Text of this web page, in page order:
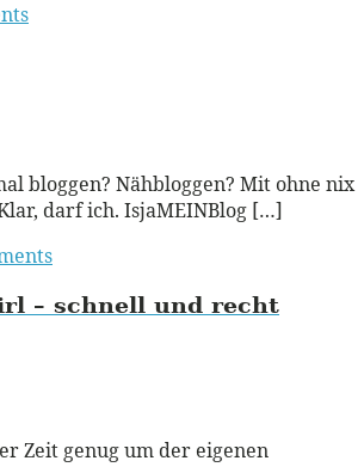
bloggen? Nähbloggen? Mit ohne nix
darf ich. IsjaMEINBlog […]
– schnell und recht
Zeit genug um der eigenen